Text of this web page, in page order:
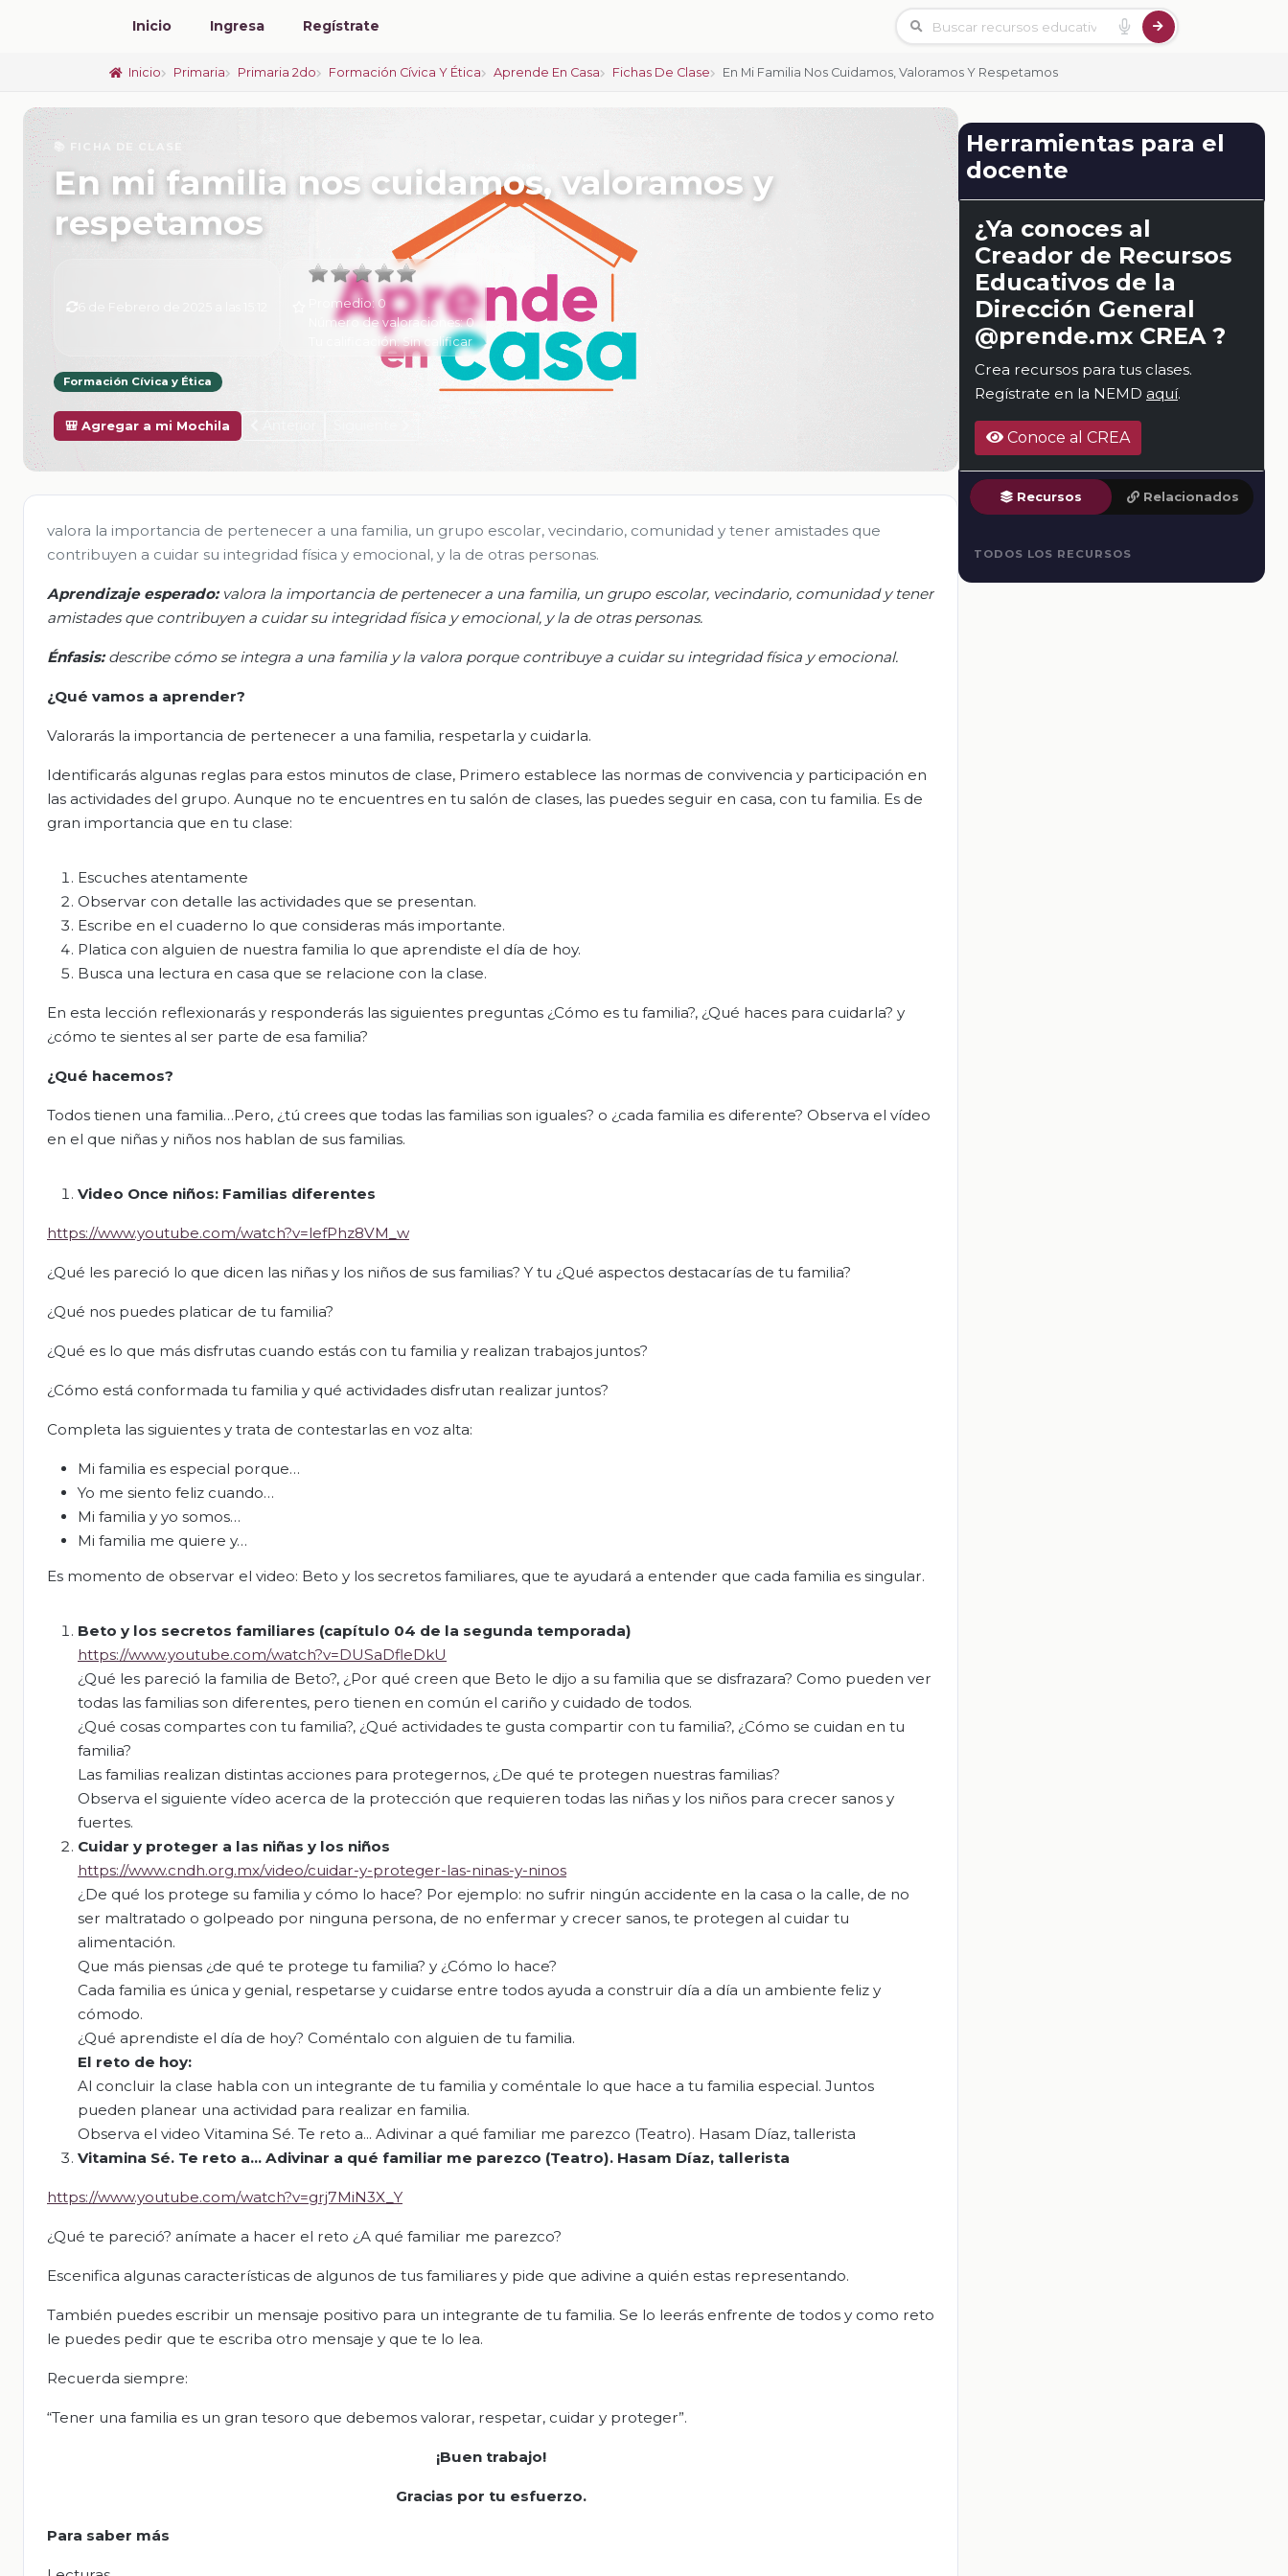
Inicio Ingresa Regístrate
Inicio Primaria Primaria 2do Formación Cívica Y Ética Aprende En Casa Fichas De Clase En Mi Familia Nos Cuidamos, Valoramos Y Respetamos
📚 FICHA DE CLASE
En mi familia nos cuidamos, valoramos y
respetamos
Promedio:0
Número de valoraciones:0
Tu calificación:Sin calificar
Formación Cívica y Ética
🎒 Agregar a mi Mochila
valora la importancia de pertenecer a una familia, un grupo escolar, vecindario, comunidad y tener amistades que
contribuyen a cuidar su integridad física y emocional, y la de otras personas.
Aprendizaje esperado: valora la importancia de pertenecer a una familia, un grupo escolar, vecindario, comunidad y tener
amistades que contribuyen a cuidar su integridad física y emocional, y la de otras personas.
Énfasis: describe cómo se integra a una familia y la valora porque contribuye a cuidar su integridad física y emocional.
¿Qué vamos a aprender?
Valorarás la importancia de pertenecer a una familia, respetarla y cuidarla.
Identificarás algunas reglas para estos minutos de clase, Primero establece las normas de convivencia y participación en
las actividades del grupo. Aunque no te encuentres en tu salón de clases, las puedes seguir en casa, con tu familia. Es de
gran importancia que en tu clase:
Escuches atentamente
Observar con detalle las actividades que se presentan.
Escribe en el cuaderno lo que consideras más importante.
Platica con alguien de nuestra familia lo que aprendiste el día de hoy.
Busca una lectura en casa que se relacione con la clase.
En esta lección reflexionarás y responderás las siguientes preguntas ¿Cómo es tu familia?, ¿Qué haces para cuidarla? y
¿cómo te sientes al ser parte de esa familia?
¿Qué hacemos?
Todos tienen una familia…Pero, ¿tú crees que todas las familias son iguales? o ¿cada familia es diferente? Observa el vídeo
en el que niñas y niños nos hablan de sus familias.
Video Once niños: Familias diferentes
https://www.youtube.com/watch?v=lefPhz8VM_w
¿Qué les pareció lo que dicen las niñas y los niños de sus familias? Y tu ¿Qué aspectos destacarías de tu familia?
¿Qué nos puedes platicar de tu familia?
¿Qué es lo que más disfrutas cuando estás con tu familia y realizan trabajos juntos?
¿Cómo está conformada tu familia y qué actividades disfrutan realizar juntos?
Completa las siguientes y trata de contestarlas en voz alta:
Mi familia es especial porque…
Yo me siento feliz cuando…
Mi familia y yo somos…
Mi familia me quiere y…
Es momento de observar el video: Beto y los secretos familiares, que te ayudará a entender que cada familia es singular.
Beto y los secretos familiares (capítulo 04 de la segunda temporada)
https://www.youtube.com/watch?v=DUSaDfleDkU
¿Qué les pareció la familia de Beto?, ¿Por qué creen que Beto le dijo a su familia que se disfrazara? Como pueden ver
todas las familias son diferentes, pero tienen en común el cariño y cuidado de todos.
¿Qué cosas compartes con tu familia?, ¿Qué actividades te gusta compartir con tu familia?, ¿Cómo se cuidan en tu
familia?
Las familias realizan distintas acciones para protegernos, ¿De qué te protegen nuestras familias?
Observa el siguiente vídeo acerca de la protección que requieren todas las niñas y los niños para crecer sanos y
fuertes.
Cuidar y proteger a las niñas y los niños
https://www.cndh.org.mx/video/cuidar-y-proteger-las-ninas-y-ninos
¿De qué los protege su familia y cómo lo hace? Por ejemplo: no sufrir ningún accidente en la casa o la calle, de no
ser maltratado o golpeado por ninguna persona, de no enfermar y crecer sanos, te protegen al cuidar tu
alimentación.
Que más piensas ¿de qué te protege tu familia? y ¿Cómo lo hace?
Cada familia es única y genial, respetarse y cuidarse entre todos ayuda a construir día a día un ambiente feliz y
cómodo.
¿Qué aprendiste el día de hoy? Coméntalo con alguien de tu familia.
El reto de hoy:
Al concluir la clase habla con un integrante de tu familia y coméntale lo que hace a tu familia especial. Juntos
pueden planear una actividad para realizar en familia.
Observa el video Vitamina Sé. Te reto a... Adivinar a qué familiar me parezco (Teatro). Hasam Díaz, tallerista
Vitamina Sé. Te reto a... Adivinar a qué familiar me parezco (Teatro). Hasam Díaz, tallerista
https://www.youtube.com/watch?v=grj7MiN3X_Y
¿Qué te pareció? anímate a hacer el reto ¿A qué familiar me parezco?
Escenifica algunas características de algunos de tus familiares y pide que adivine a quién estas representando.
También puedes escribir un mensaje positivo para un integrante de tu familia. Se lo leerás enfrente de todos y como reto
le puedes pedir que te escriba otro mensaje y que te lo lea.
Recuerda siempre:
“Tener una familia es un gran tesoro que debemos valorar, respetar, cuidar y proteger”.
¡Buen trabajo!
Gracias por tu esfuerzo.
Para saber más
Herramientas para el
docente
¿Ya conoces al
Creador de Recursos
Educativos de la
Dirección General
@prende.mx CREA ?
Crea recursos para tus clases.
Regístrate en la NEMD aquí.
Conoce al CREA
Recursos Relacionados
TODOS LOS RECURSOS